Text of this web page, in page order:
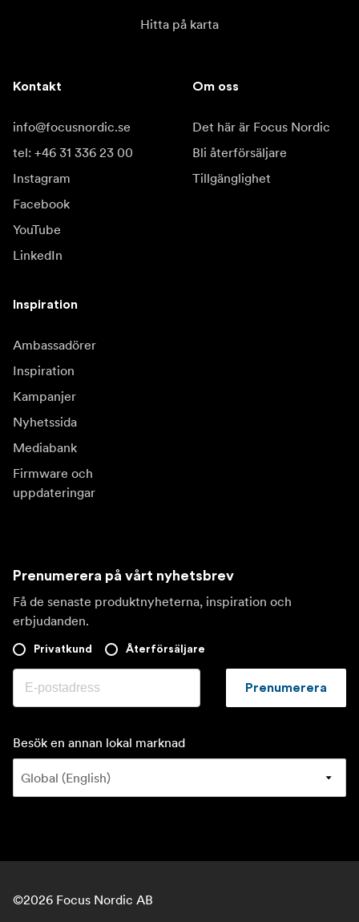
Hitta på karta
Kontakt
info@focusnordic.se
tel: +46 31 336 23 00
Instagram
Facebook
YouTube
LinkedIn
Om oss
Det här är Focus Nordic
Bli återförsäljare
Tillgänglighet
Inspiration
Ambassadörer
Inspiration
Kampanjer
Nyhetssida
Mediabank
Firmware och
uppdateringar
Prenumerera på vårt nyhetsbrev
Få de senaste produktnyheterna, inspiration och
erbjudanden.
Privatkund Återförsäljare
Prenumerera
Besök en annan lokal marknad
©2026 Focus Nordic AB